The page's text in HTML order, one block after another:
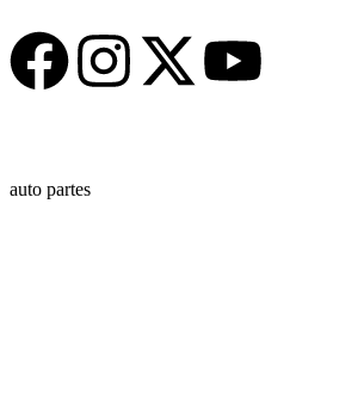
auto partes